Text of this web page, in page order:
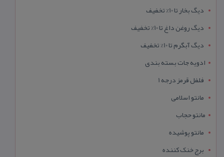
دیگ بخار تا 10% تخفیف
دیگ روغن داغ تا 10% تخفیف
دیگ آبگرم تا 10% تخفیف
ادویه جات بسته بندی
فلفل قرمز درجه 1
مانتو اسلامی
مانتو حجاب
مانتو پوشیده
برج خنک کننده